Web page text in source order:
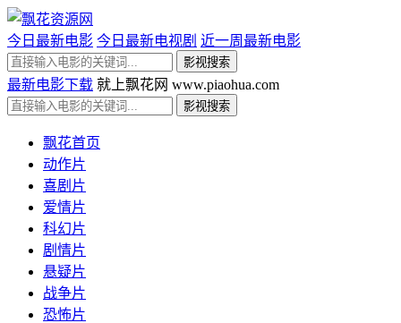
今日最新电影 今日最新电视剧 近一周最新电影
最新电影下载 就上飘花网 www.piaohua.com
飘花首页
动作片
喜剧片
爱情片
科幻片
剧情片
悬疑片
战争片
恐怖片